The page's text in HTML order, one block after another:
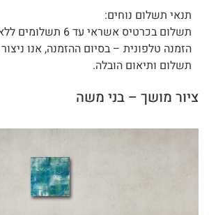
תנאי תשלום נוחים:
תשלום בכרטיס אשראי עד 6 תשלומים ללא ריבית.
הזמנה טלפונית – בסיום ההזמנה, אנו
תשלום ותיאום הובלה.
ציור מושך – בני משה